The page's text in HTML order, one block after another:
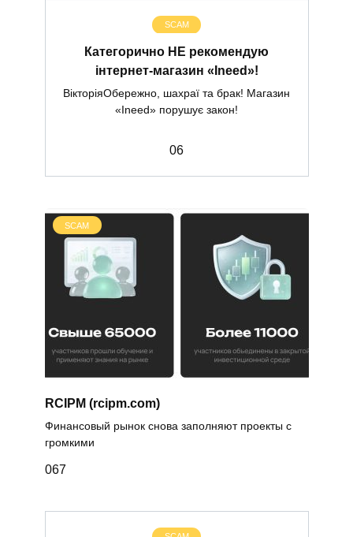
SCAM
Категорично НЕ рекомендую
інтернет-магазин «Ineed»!
ВікторіяОбережно, шахраї та брак! Магазин
«Ineed» порушує закон!
06
SCAM
RCIPM (rcipm.com)
Финансовый рынок снова заполняют проекты с
громкими
067